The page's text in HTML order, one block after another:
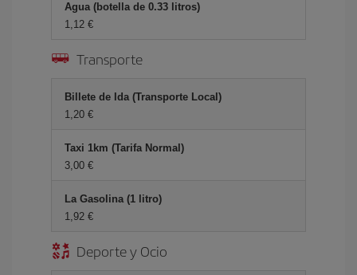
Agua (botella de 0.33 litros)
1,12 €
Transporte
Billete de Ida (Transporte Local)
1,20 €
Taxi 1km (Tarifa Normal)
3,00 €
La Gasolina (1 litro)
1,92 €
Deporte y Ocio